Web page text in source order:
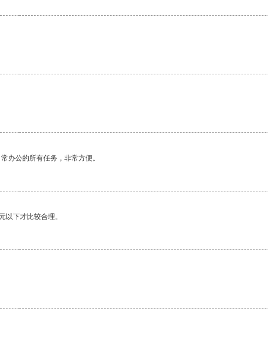
办公的所有任务，非常方便。
下才比较合理。